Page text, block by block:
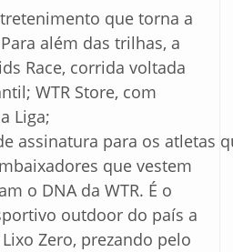
que torna a
além das trilhas, a
Race, corrida voltada
WTR Store, com
Liga;
assinatura para os atletas
que vestem
o DNA da WTR. É o
outdoor do país a
Zero, prezando pelo